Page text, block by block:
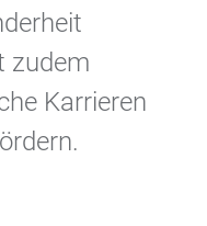
zudem
Karrieren